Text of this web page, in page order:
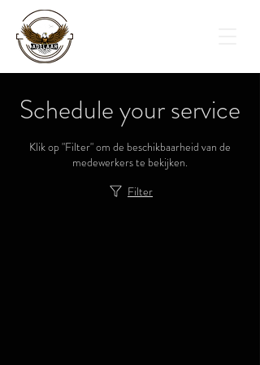
Schedule your service
Klik op "Filter" om de beschikbaarheid van de
medewerkers te bekijken.
Filter